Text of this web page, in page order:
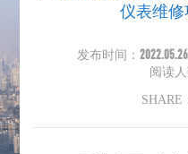
仪表维
发布时间： 2022.05.26
阅读人
SHARE